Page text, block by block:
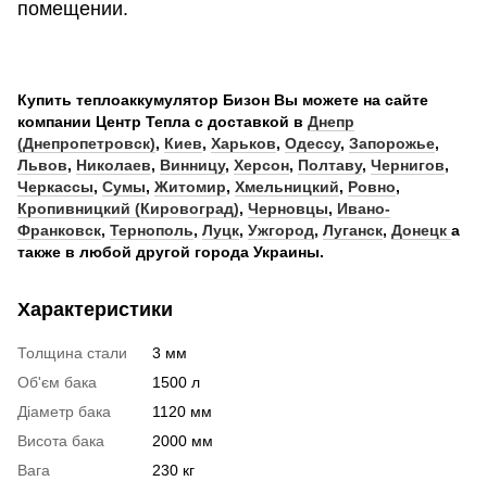
помещении.
Купить теплоаккумулятор Бизон Вы можете на сайте
компании Центр Тепла с доставкой в Днепр
(Днепропетровск), Киев, Харьков, Одессу, Запорожье,
Львов, Николаев, Винницу, Херсон, Полтаву, Чернигов,
Черкассы, Сумы, Житомир, Хмельницкий, Ровно,
Кропивницкий (Кировоград), Черновцы, Ивано-
Франковск, Тернополь, Луцк, Ужгород, Луганск, Донецк а
также в любой другой города Украины.
Характеристики
Толщина стали
3 мм
Об'єм бака
1500 л
Діаметр бака
1120 мм
Висота бака
2000 мм
Вага
230 кг